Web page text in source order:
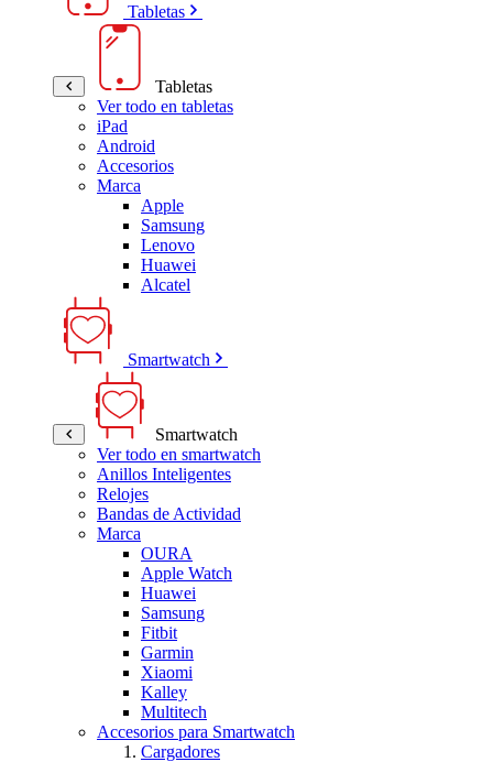
Tabletas
Tabletas
Ver todo en tabletas
iPad
Android
Accesorios
Marca
Apple
Samsung
Lenovo
Huawei
Alcatel
Smartwatch
Smartwatch
Ver todo en smartwatch
Anillos Inteligentes
Relojes
Bandas de Actividad
Marca
OURA
Apple Watch
Huawei
Samsung
Fitbit
Garmin
Xiaomi
Kalley
Multitech
Accesorios para Smartwatch
Cargadores